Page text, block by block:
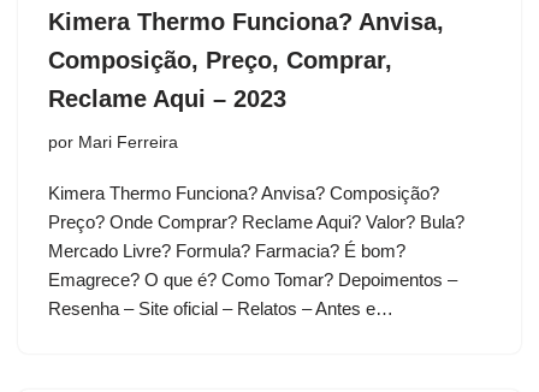
Kimera Thermo Funciona? Anvisa,
Composição, Preço, Comprar,
Reclame Aqui – 2023
por Mari Ferreira
Kimera Thermo Funciona? Anvisa? Composição?
Preço? Onde Comprar? Reclame Aqui? Valor? Bula?
Mercado Livre? Formula? Farmacia? É bom?
Emagrece? O que é? Como Tomar? Depoimentos –
Resenha – Site oficial – Relatos – Antes e…